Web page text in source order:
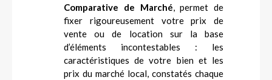
Comparative de Marché, permet de
fixer rigoureusement votre prix de
vente ou de location sur la base
d’éléments incontestables : les
caractéristiques de votre bien et les
prix du marché local, constatés chaque